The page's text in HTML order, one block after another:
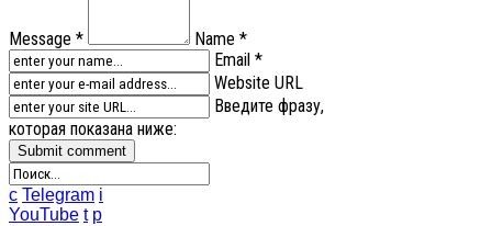
Message *
Name *
Email *
Website URL
Введите фразу,
которая показана ниже:
c Telegram i
YouTube t p